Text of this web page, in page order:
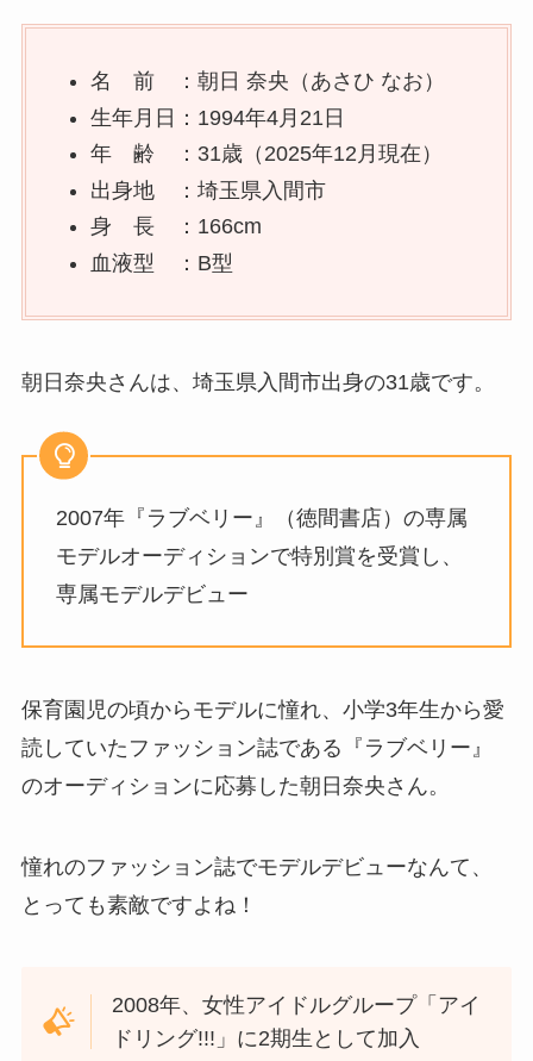
名 前 ：朝日 奈央（あさひ なお）
生年月日：1994年4月21日
年 齢 ：31歳（2025年12月現在）
出身地 ：埼玉県入間市
身 長 ：166cm
血液型 ：B型
朝日奈央さんは、埼玉県入間市出身の31歳です。
2007年『ラブベリー』（徳間書店）の専属
モデルオーディションで特別賞を受賞し、
専属モデルデビュー
保育園児の頃からモデルに憧れ、小学3年生から愛
読していたファッション誌である『ラブベリー』
のオーディションに応募した朝日奈央さん。
憧れのファッション誌でモデルデビューなんて、
とっても素敵ですよね！
2008年、女性アイドルグループ「アイ
ドリング!!!」に2期生として加入